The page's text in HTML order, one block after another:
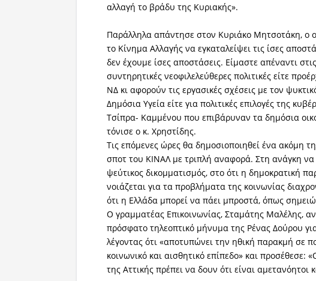
αλλαγή το βράδυ της Κυριακής».
Παράλληλα απάντησε στον Κυριάκο Μητσοτάκη, ο
το Κίνημα Αλλαγής να εγκαταλείψει τις ίσες
δεν έχουμε ίσες αποστάσεις. Είμαστε απέναντι στις
συντηρητικές νεοφιλελεύθερες πολιτικές είτε
ΝΔ κι αφορούν τις εργασικές σχέσεις με τον
Δημόσια Υγεία είτε για πολιτικές επιλογές της
Τσίπρα- Καμμένου που επιβάρυναν τα δημόσια
τόνισε ο κ. Χρηστίδης.
Τις επόμενες ώρες θα δημοσιοποιηθεί ένα ακόμη
σποτ του ΚΙΝΑΛ με τριπλή αναφορά. Στη ανάγκη να
ψεύτικος δικομματισμός, στο ότι η δημοκρατική
νοιάζεται για τα προβλήματα της κοινωνίας
ότι η Ελλάδα μπορεί να πάει μπροστά, όπως
Ο γραμματέας Επικοινωνίας, Σταμάτης Μαλέλης,
πρόσφατο τηλεοπτικό μήνυμα της Ρένας Δούρου
λέγοντας ότι «αποτυπώνει την ηθική παρακμή σε
κοινωνικό και αισθητικό επίπεδο» και προσέθεσε:
της Αττικής πρέπει να δουν ότι είναι αμετανόητοι